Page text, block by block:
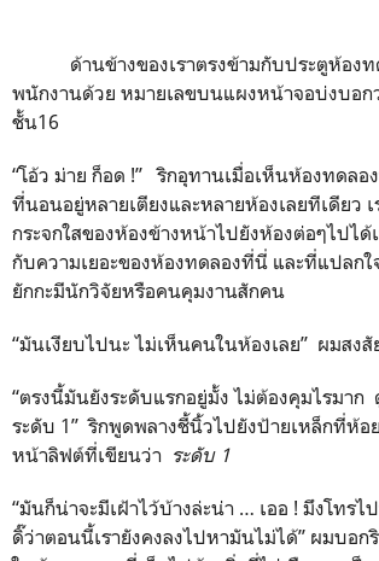
ด้านข้างของเราตรงข้ามกับประตูห้องท
พนักงานด้วย หมายเลขบนแผงหน้าจอบ่งบอ
ชั้น16
“โอ้ว ม่าย ก็อด !” ริกอุทานเมื่อเห็นห้องทดลอ
ที่นอนอยู่หลายเตียงและหลายห้องเลยทีเดียว
กระจกใสของห้องข้างหน้าไปยังห้องต่อๆไปไ
กับความเยอะของห้องทดลองที่นี่ และที่แปลก
ยักกะมีนักวิจัยหรือคนคุมงานสักคน
“มันเงียบไปนะ ไม่เห็นคนในห้องเลย” ผมสงสั
“ตรงนี้มันยังระดับแรกอยู่มั้ง ไม่ต้องคุมไรมาก
ระดับ 1” ริกพูดพลางชี้นิ้วไปยังป้ายเหล็กที่ห้อ
หน้าลิฟต์ที่เขียนว่า ระดับ 1
“มันก็น่าจะมีเฝ้าไว้บ้างล่ะน่า … เออ ! มึงโทร
ดิ๊ว่าตอนนี้เรายังคงลงไปหามันไม่ได้” ผมบอก